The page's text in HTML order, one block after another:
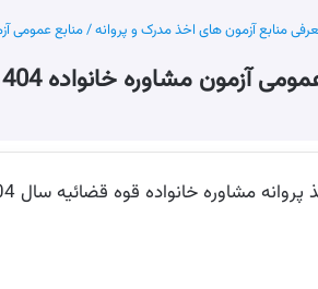
منابع آزمون های اخذ مدرک و پروانه/منابع عمومی
آزمون مشاوره خانواده 1404
خانواده قوه قضائیه سال 1404 می باشد.